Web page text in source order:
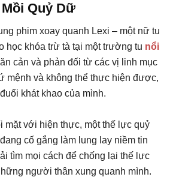
Quỷ Dữ
phim xoay quanh Lexi – một nữ tu
học khóa trừ tà tại một trường tu nổi
cản và phản đối từ các vị linh mục
mệnh và không thể thực hiện được,
khát khao của mình.
mặt với hiện thực, một thế lực quỷ
cố gắng làm lung lay niềm tin
tìm mọi cách để chống lại thế lực
người thân xung quanh mình.